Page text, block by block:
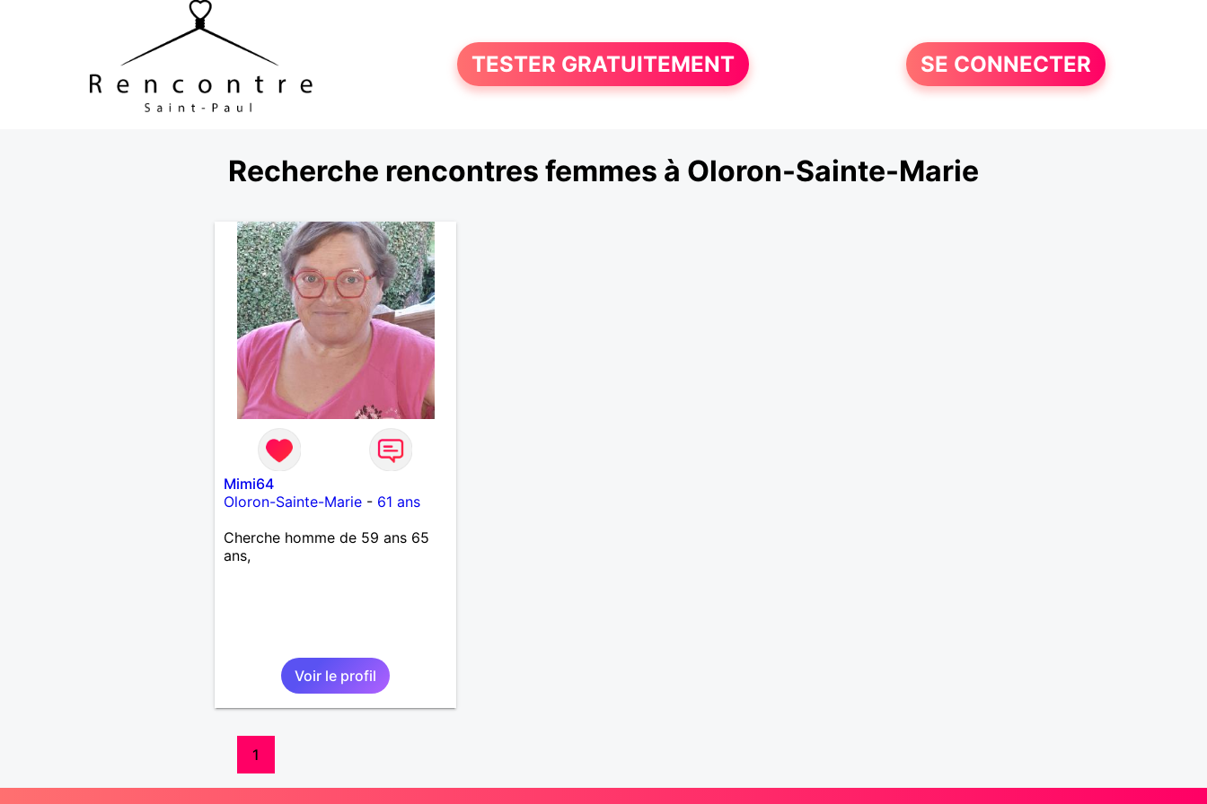
TESTER GRATUITEMENT SE CONNECTER
Recherche rencontres femmes à Oloron-Sainte-Marie
Mimi64
Oloron-Sainte-Marie- 61 ans
Cherche homme de 59 ans 65
ans,
Voir le profil
1